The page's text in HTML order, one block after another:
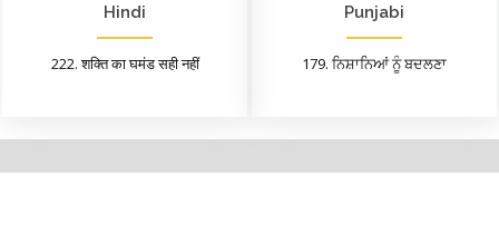
Hindi
222. शक्ति का घमंड सही नहीं
Punjabi
179. ਨਿਸ਼ਾਨਿਆਂ ਨੂੰ ਬਦਲਣਾ